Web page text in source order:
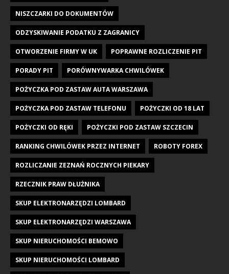
NISZCZARKI DO DOKUMENTÓW
ODZYSKIWANIE PODATKU Z ZAGRANICY
OTWORZENIE FIRMY W UK POPRAWNE ROZLICZENIE PIT
PORADY PIT PORÓWNYWARKA CHWILÓWEK
POŻYCZKA POD ZASTAW AUTA WARSZAWA
POŻYCZKA POD ZASTAW TELEFONU POŻYCZKI OD 18 LAT
POŻYCZKI OD RĘKI POŻYCZKI POD ZASTAW SZCZECIN
RANKING CHWILÓWEK PRZEZ INTERNET ROBOTY FOREX
ROZLICZANIE ZEZNAŃ ROCZNYCH PIEKARY
RZECZNIK PRAW DŁUŻNIKA
SKUP ELEKTRONARZĘDZI LOMBARD
SKUP ELEKTRONARZĘDZI WARSZAWA
SKUP NIERUCHOMOŚCI BEMOWO
SKUP NIERUCHOMOŚCI LOMBARD